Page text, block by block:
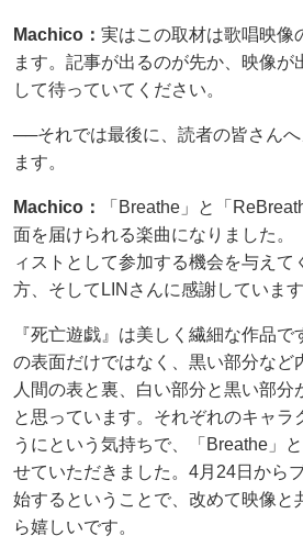
Machico： 実はこの取材は歌唱映像
ます。記事が出るのが先か、映像
して待っていてください。
──それでは最後に、読者の皆さん
ます。
Machico：
「Breathe」と「
面を届けられる楽曲になりました。
ィストとして参加する機会を与えて
方、そしてLINさんに感謝しています
『死亡遊戯』は美しく繊細な作品
の表面だけではなく、黒い部分など
人間の表と裏、白い部分と黒い部分
と思っています。それぞれのキャラ
うにという気持ちで、「Breathe」
せていただきました。4月24日から
始するということで、改めて映像と
ら嬉しいです。